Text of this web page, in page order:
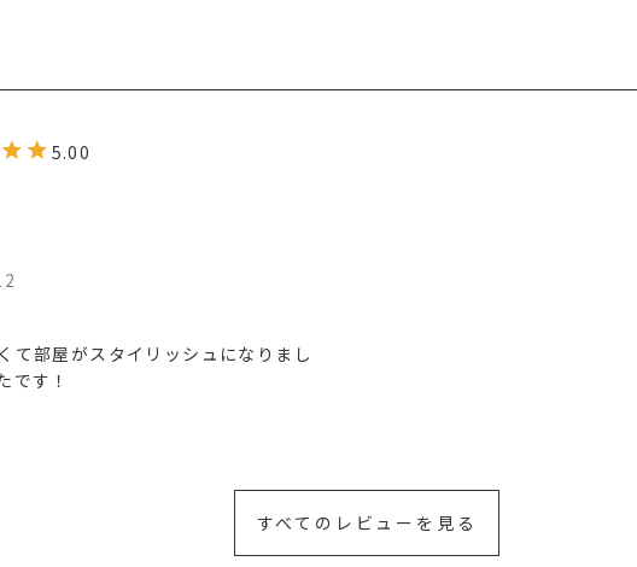
5.00
て部屋がスタイリッシュになりまし
です！
すべてのレビューを見る